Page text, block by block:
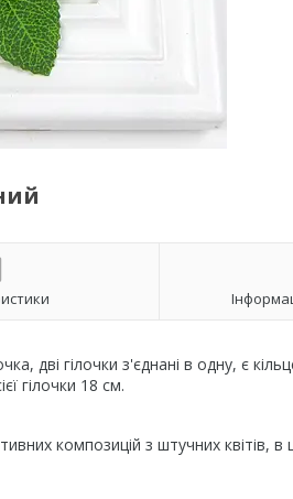
дві гілочки з'єднані в одну, є
гілочки 18 см.
композицій з штучних квітів,